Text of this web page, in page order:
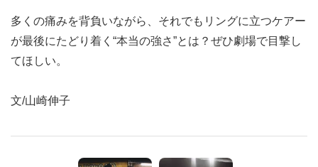
多くの痛みを背負いながら、それでもリングに立つケアー
が最後にたどり着く“本当の強さ”とは？ぜひ劇場で目撃し
てほしい。
文/山崎伸子